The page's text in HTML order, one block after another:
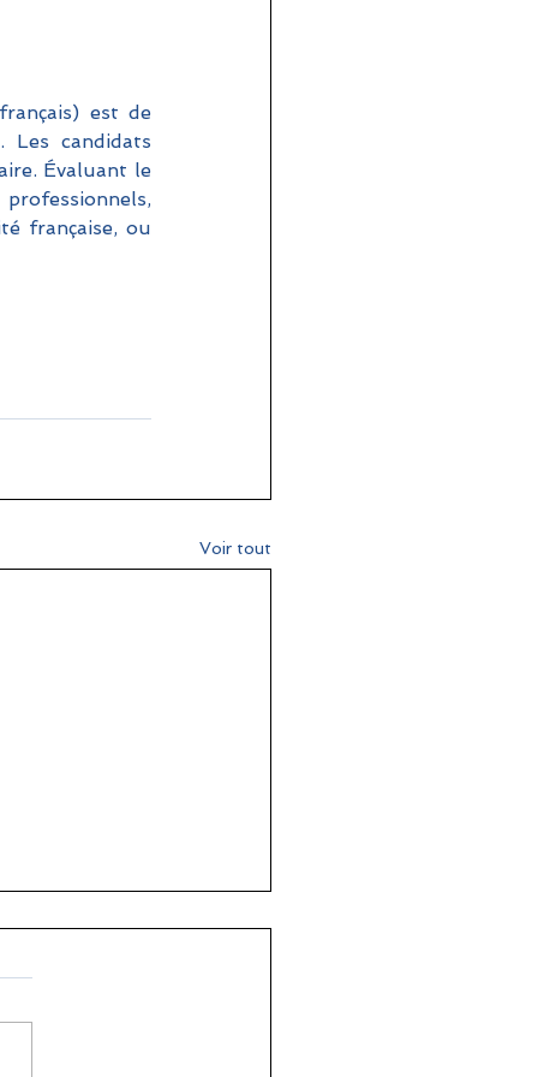
est de
Les candidats
Évaluant le
française, ou
Voir tout